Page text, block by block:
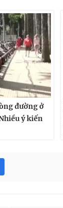
đường ở
ý kiến